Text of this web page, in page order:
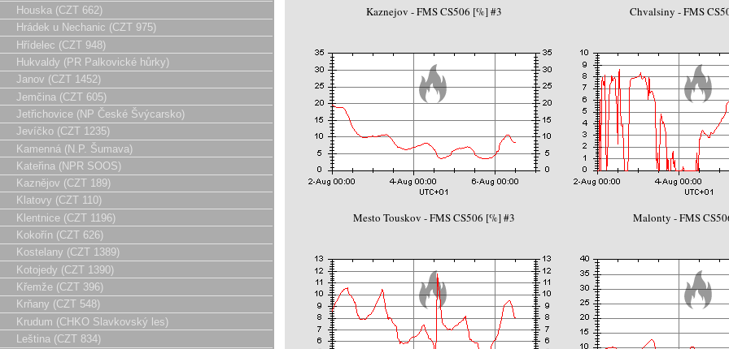
Houska (CZT 662)
Hrádek u Nechanic (CZT 975)
Hřídelec (CZT 948)
Hukvaldy (PR Palkovické hůrky)
Janov (CZT 1452)
Jemčina (CZT 605)
Jetřichovice (NP České Švýcarsko)
Jevíčko (CZT 1235)
Kamenná (N.P. Šumava)
Kateřina (NPR SOOS)
Kaznějov (CZT 189)
Klatovy (CZT 110)
Klentnice (CZT 1196)
Kokořín (CZT 626)
Kostelany (CZT 1389)
Kotojedy (CZT 1390)
Křemže (CZT 396)
Krňany (CZT 548)
Krudum (CHKO Slavkovský les)
Leština (CZT 834)
Kaznejov - FMS CS506 [%] #3 Chvalsiny - FMS
Mesto Touskov - FMS CS506 [%] #3 Malonty - FMS